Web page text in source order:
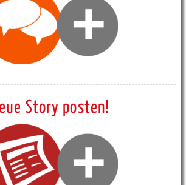
Story posten!